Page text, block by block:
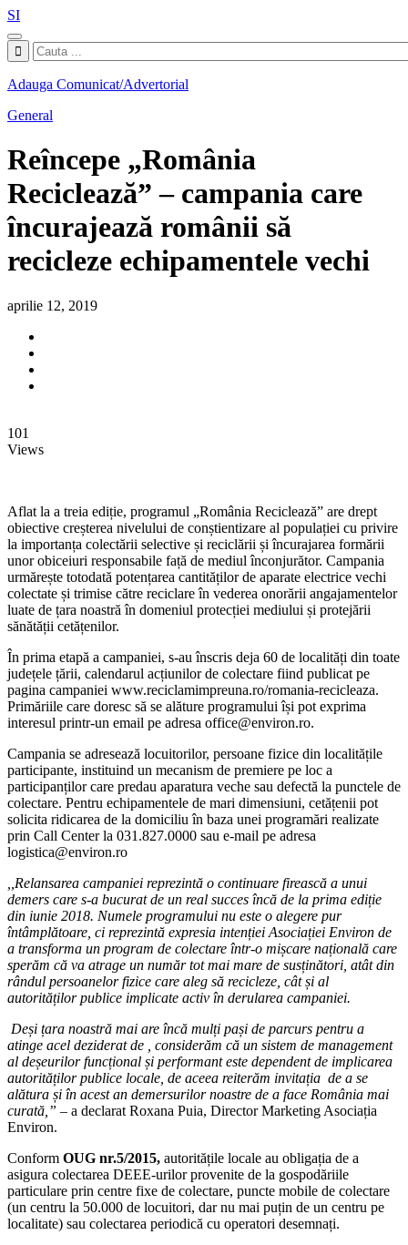
SI
Adauga Comunicat/Advertorial
General
Reîncepe „România
Reciclează” – campania care
încurajează românii să
recicleze echipamentele vechi
aprilie 12, 2019
101
Views
Aflat la a treia ediție, programul „România Reciclează” are drept
obiective creșterea nivelului de conștientizare al populației cu privire
la importanța colectării selective și reciclării și încurajarea formării
unor obiceiuri responsabile față de mediul înconjurător. Campania
urmărește totodată potențarea cantităților de aparate electrice vechi
colectate și trimise către reciclare în vederea onorării angajamentelor
luate de țara noastră în domeniul protecției mediului și protejării
sănătății cetățenilor.
În prima etapă a campaniei, s-au înscris deja 60 de localități din toate
județele țării, calendarul acțiunilor de colectare fiind publicat pe
pagina campaniei www.reciclamimpreuna.ro/romania-recicleaza.
Primăriile care doresc să se alăture programului își pot exprima
interesul printr-un email pe adresa office@environ.ro.
Campania se adresează locuitorilor, persoane fizice din localitățile
participante, instituind un mecanism de premiere pe loc a
participanților care predau aparatura veche sau defectă la punctele de
colectare. Pentru echipamentele de mari dimensiuni, cetățenii pot
solicita ridicarea de la domiciliu în baza unei programări realizate
prin Call Center la 031.827.0000 sau e-mail pe adresa
logistica@environ.ro
,,Relansarea campaniei reprezintă o continuare firească a unui
demers care s-a bucurat de un real succes încă de la prima ediție
din iunie 2018. Numele programului nu este o alegere pur
întâmplătoare, ci reprezintă expresia intenției Asociației Environ de
a transforma un program de colectare într-o mișcare națională care
sperăm că va atrage un număr tot mai mare de susținători, atât din
rândul persoanelor fizice care aleg să recicleze, cât și al
autorităților publice implicate activ în derularea campaniei.
Deși țara noastră mai are încă mulți pași de parcurs pentru a
atinge acel deziderat de , considerăm că un sistem de management
al deșeurilor funcțional și performant este dependent de implicarea
autorităților publice locale, de aceea reiterăm invitația de a se
alătura și în acest an demersurilor noastre de a face România mai
curată,” – a declarat Roxana Puia, Director Marketing Asociația
Environ.
Conform OUG nr.5/2015, autoritățile locale au obligația de a
asigura colectarea DEEE-urilor provenite de la gospodăriile
particulare prin centre fixe de colectare, puncte mobile de colectare
(un centru la 50.000 de locuitori, dar nu mai puțin de un centru pe
localitate) sau colectarea periodică cu operatori desemnați.